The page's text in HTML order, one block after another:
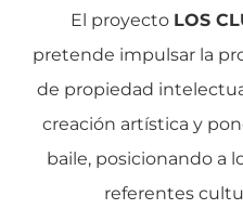
El proyecto LOS
pretende impulsar la
de propiedad
creación artística y
baile, posicionando a
referentes